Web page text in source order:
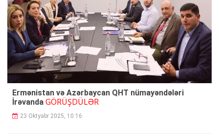
Ermənistan və Azərbaycan QHT nümayəndələri
İrəvanda GÖRÜŞDÜLƏR
23 Oktyabr 2025, 10:16